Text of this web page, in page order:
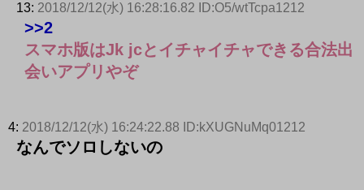
13: 2018/12/12(水) 16:28:16.82 ID:O5/wtTcpa1212
>>2
スマホ版はJk jcとイチャイチャできる合法出
会いアプリやぞ
4: 2018/12/12(水) 16:24:22.88 ID:kXUGNuMq01212
なんでソロしないの